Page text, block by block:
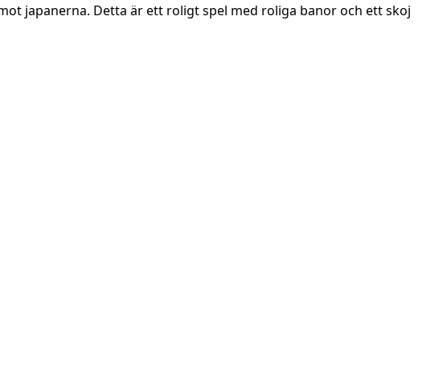
japanerna. Detta är ett roligt spel med roliga banor och ett skoj